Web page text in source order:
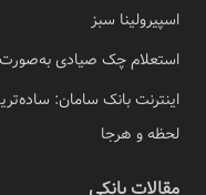
اسپیرولینا سبز
استعلام چک صیادی به‌صورت
اینترنت بانک سامان:
لحظه و هرجا
مقالات بانکی